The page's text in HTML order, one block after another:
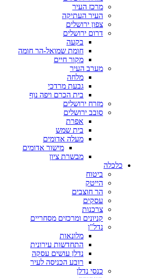
מרכז העיר
העיר העתיקה
צפון ירושלים
דרום ירושלים
בקעה
חומת שמואל-הר חומה
מקור חיים
מערב העיר
מלחה
גבעת מרדכי
בית הכרם ויפה נוף
מזרח ירושלים
סובב ירושלים
אפרת
בית שמש
מעלה אדומים
מישור אדומים
מבשרת ציון
כלכלה
ביטוח
הייטק
הר חוצבים
עסקים
צרכנות
קניונים ומרכזים מסחריים
נדל"ן
מלונאות
התחדשות עירונית
נדלן עושים עסקה
רובע הכניסה לעיר
כנסי נדלן